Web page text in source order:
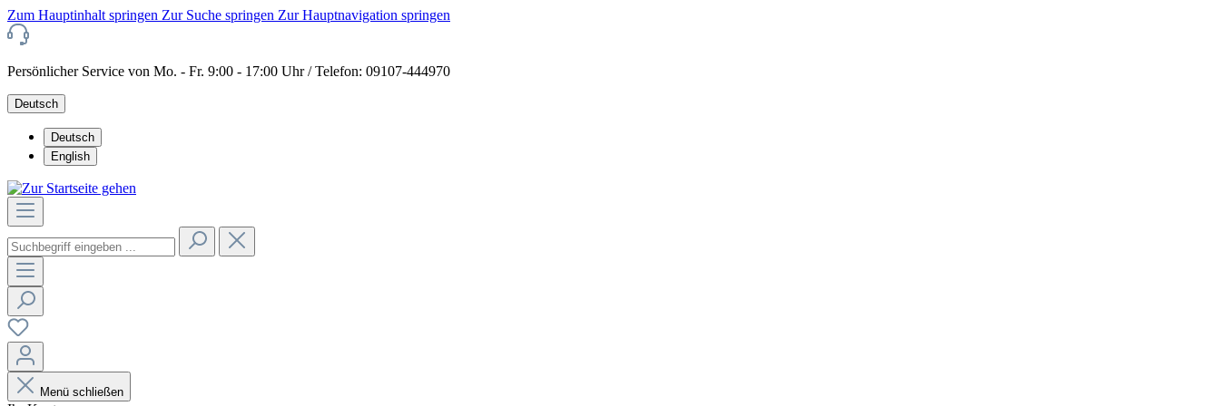
Zum Hauptinhalt springen Zur Suche springen Zur Hauptnavigation springen
Persönlicher Service von Mo. - Fr. 9:00 - 17:00 Uhr / Telefon: 09107-444970
Deutsch
Deutsch
English
Menü schließen